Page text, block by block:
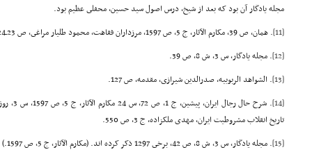
مجله یادگار آن بود که بعد از شیخ، درس اصول سید حسین، محفلى عظیم بود.
[11]
. همان، ص 39، مکارم الآثار، ج 5، ص 1597، مرزداران فقاهت، محمود طلیار مراغى، ص 23ـ24.
[12]
. مجله یادگار، س 3، ش 8، ص 39.
[13]
. الشواهد الربوبیه، صدرالدین شیرازى، مقدمه، ص 127.
[14]
. شرح حال
تاریخ انقلاب مشروطیت ایران، مهدى ملکزاده، ج 3، ص 550.
[15]
. مجله یادگار، س 3، ش 8، ص 42، برخى 1297 ذکر کرده اند. (مکارم الآثار، ج 5، ص 1597.)